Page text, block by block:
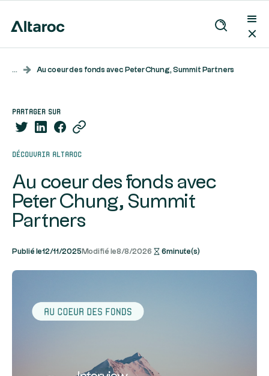
... Au coeur des fonds avec Peter Chung, Summit Partners
partager sur
Découvrir Altaroc
Au coeur des fonds avec
Peter Chung, Summit
Partners
Publié le12/11/2025 Modifié le8/8/2026 6minute(s)